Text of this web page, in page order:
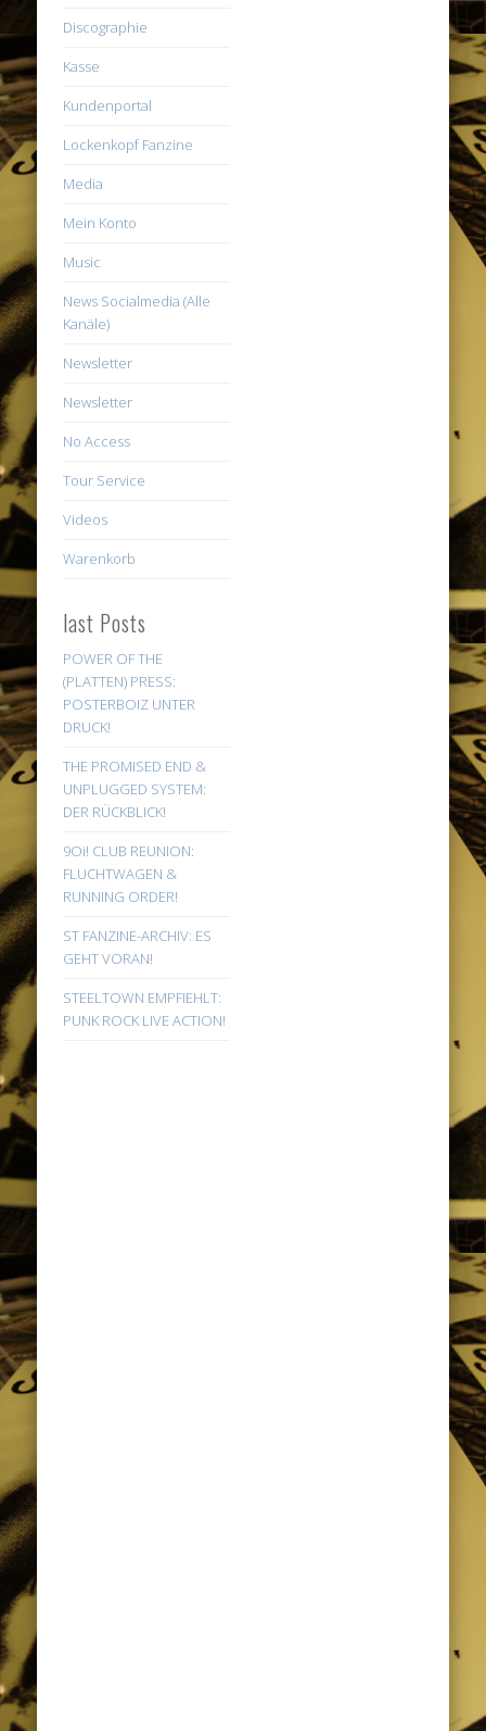
Discographie
Kasse
Kundenportal
Lockenkopf Fanzine
Media
Mein Konto
Music
News Socialmedia (Alle
Kanäle)
Newsletter
Newsletter
No Access
Tour Service
Videos
Warenkorb
last Posts
POWER OF THE
(PLATTEN) PRESS:
POSTERBOIZ UNTER
DRUCK!
THE PROMISED END &
UNPLUGGED SYSTEM:
DER RÜCKBLICK!
9Oi! CLUB REUNION:
FLUCHTWAGEN &
RUNNING ORDER!
ST FANZINE-ARCHIV: ES
GEHT VORAN!
STEELTOWN EMPFIEHLT:
PUNK ROCK LIVE ACTION!